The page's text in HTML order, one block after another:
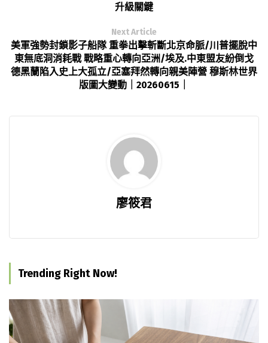
升級關鍵
Next Article
美軍強勢封鎖影子船隊 重拳出擊斬斷北京命脈/川普擺脫中
東無底洞消耗戰 戰略重心轉向亞洲/埃及.中東盟友紛倒戈
德黑蘭陷入史上大孤立/亞塞拜然轉向親美陣營 穆斯林世界
版圖大變動｜20260615｜
廖筱君
Trending Right Now!